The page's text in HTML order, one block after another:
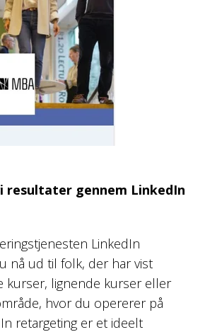
resultater gennem LinkedIn
LinkedIn
nå ud til folk, der har vist
kurser, lignende kurser eller
hvor du opererer på
retargeting er et ideelt